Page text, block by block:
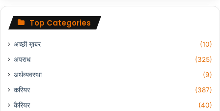
Top Categories
अच्छी ख़बर
(10)
अपराध
(325)
अर्थव्यवस्था
(9)
करियर
(387)
कैरियर
(40)